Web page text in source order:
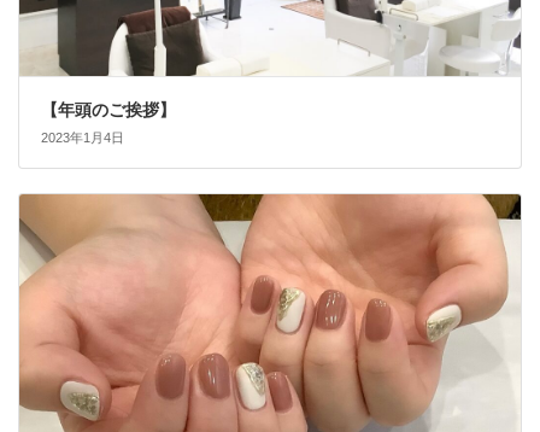
【年頭のご挨拶】
2023年1月4日